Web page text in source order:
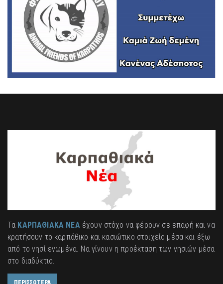
Τα ΚΑΡΠΑΘΙΑΚΑ ΝΕΑέχουν στόχο να φέρουν σε επαφή και να
κρατήσουν το καρπάθικο και κασιώτικο στοιχείο μέσα και έξω
από το νησί ενωμένα. Να γίνουν η προέκταση των νησιών μέσα
στο διαδύκτιο.
ΠΕΡΙΣΣΟΤΕΡΑ